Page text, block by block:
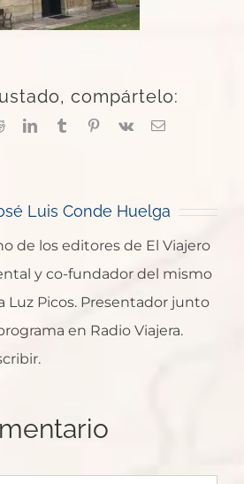
compártelo:
RedditLinkedInTumblrPinterest
Vk
Correo
Luis Conde Huelga
de los editores de El Viajero
y co-fundador del mismo
Luz Picos. Presentador junto
en Radio Viajera.